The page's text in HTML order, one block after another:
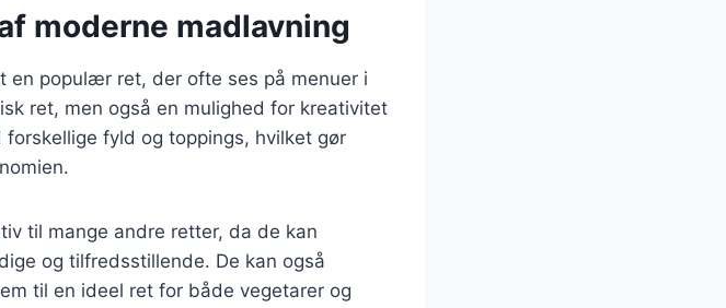
moderne madlavning
en populær ret, der ofte ses på menuer i
ret, men også en mulighed for kreativitet
fyld og toppings, hvilket gør
til mange andre retter, da de kan
og tilfredsstillende. De kan også
til en ideel ret for både vegetarer og